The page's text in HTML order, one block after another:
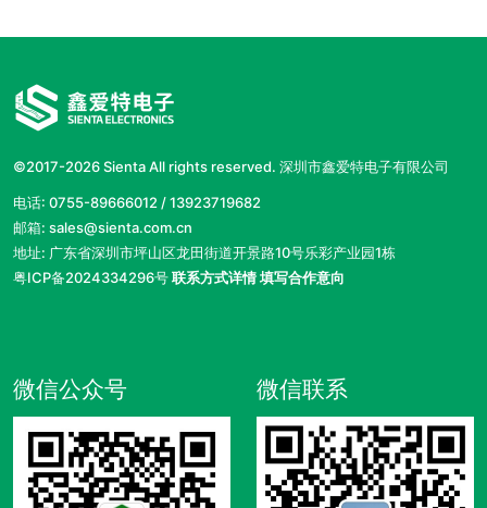
©2017-2026 Sienta All rights reserved. 深圳市鑫爱特电子有限公司
电话: 0755-89666012 / 13923719682
邮箱: sales@sienta.com.cn
地址: 广东省深圳市坪山区龙田街道开景路10号乐彩产业园1栋
粤ICP备2024334296号联系方式详情填写合作意向
微信公众号 微信联系